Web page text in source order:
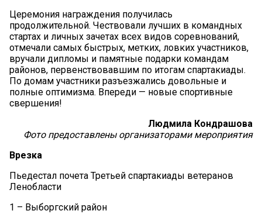
Церемония награждения получилась
продолжительной. Чествовали лучших в командных
стартах и личных зачетах всех видов соревнований,
отмечали самых быстрых, метких, ловких участников,
вручали дипломы и памятные подарки командам
районов, первенствовавшим по итогам спартакиады.
По домам участники разъезжались довольные и
полные оптимизма. Впереди — новые спортивные
свершения!
Людмила Кондрашова
Фото предоставлены организаторами мероприятия
Врезка
Пьедестал почета Третьей спартакиады ветеранов
Ленобласти
1 – Выборгский район